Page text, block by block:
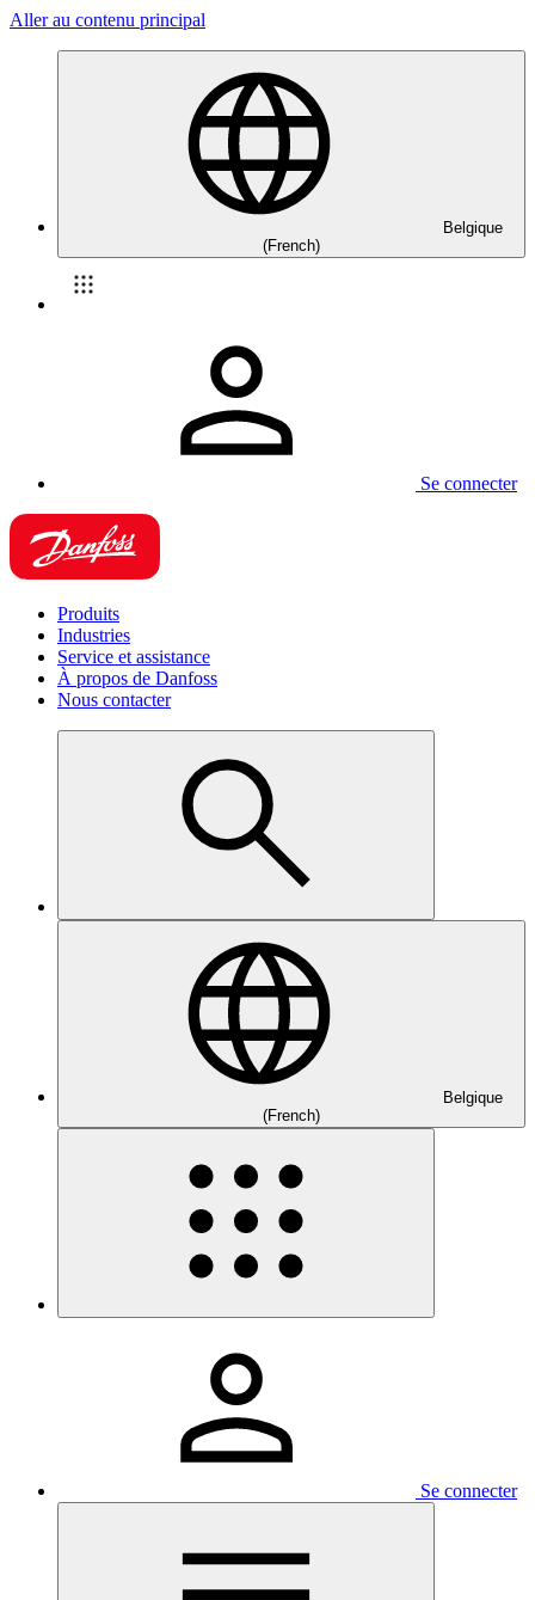
Aller au contenu principal
Belgique
(French)
Se connecter
Produits
Industries
Service et assistance
À propos de Danfoss
Nous contacter
Belgique
(French)
Se connecter